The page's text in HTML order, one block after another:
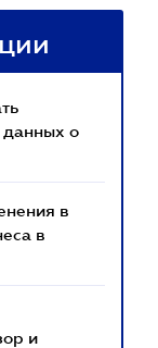
данных о
в
в
и